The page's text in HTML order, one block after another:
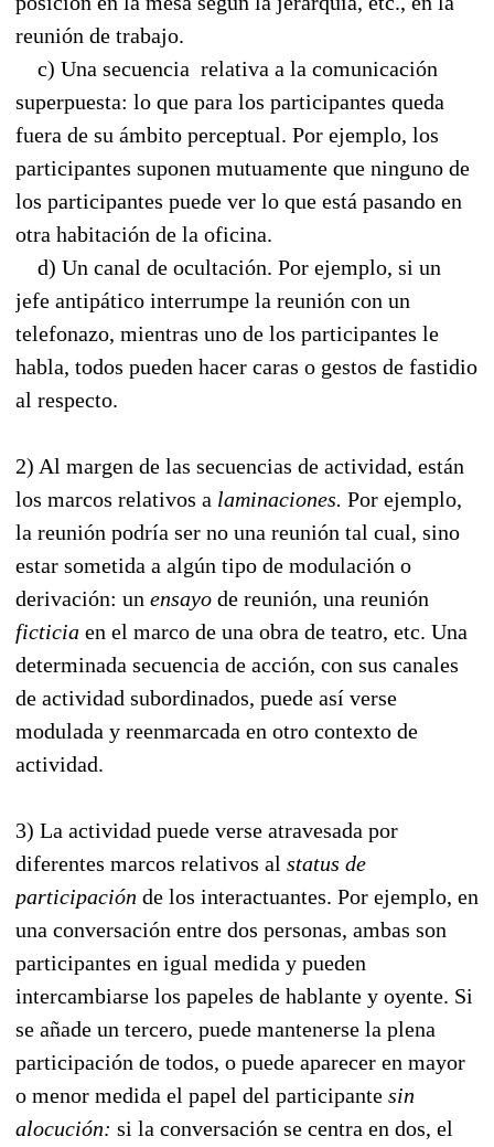
reunión de trabajo.
c) Una secuencia relativa a la comunicación
superpuesta: lo que para los participantes queda
fuera de su ámbito perceptual. Por ejemplo, los
participantes suponen mutuamente que ninguno de
los participantes puede ver lo que está pasando en
otra habitación de la oficina.
d) Un canal de ocultación. Por ejemplo, si un
jefe antipático interrumpe la reunión con un
telefonazo, mientras uno de los participantes le
habla, todos pueden hacer caras o gestos de fastidio
al respecto.
2) Al margen de las secuencias de actividad, están
los marcos relativos a laminaciones. Por ejemplo,
la reunión podría ser no una reunión tal cual, sino
estar sometida a algún tipo de modulación o
derivación: un ensayo de reunión, una reunión
ficticia en el marco de una obra de teatro, etc. Una
determinada secuencia de acción, con sus canales
de actividad subordinados, puede así verse
modulada y reenmarcada en otro contexto de
actividad.
3) La actividad puede verse atravesada por
diferentes marcos relativos al status de
participación de los interactuantes. Por ejemplo, en
una conversación entre dos personas, ambas son
participantes en igual medida y pueden
intercambiarse los papeles de hablante y oyente. Si
se añade un tercero, puede mantenerse la plena
participación de todos, o puede aparecer en mayor
o menor medida el papel del participante sin
alocución: si la conversación se centra en dos, el